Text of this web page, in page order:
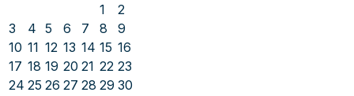
1
2
3
4 5 6 7 8
9
10 11 12 13 14 15 16
17 18 19 20 21 22 23
24 25 26 27 28 29 30